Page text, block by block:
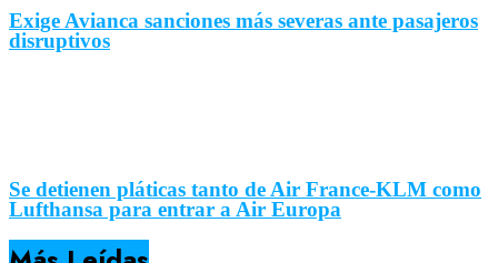
Exige Avianca sanciones más severas ante pasajeros
disruptivos
Se detienen pláticas tanto de Air France-KLM como
Lufthansa para entrar a Air Europa